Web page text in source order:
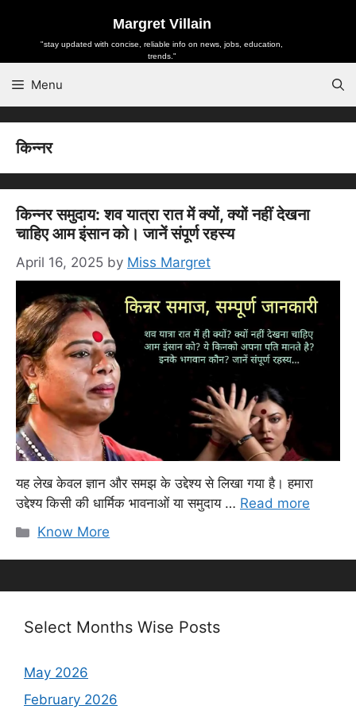
content
Margret Villain
"stay updated with concise, reliable info on news, jobs, education,
trends."
Menu
किन्नर
किन्नर समुदाय: शव यात्रा रात में क्यों, क्यों नहीं देखना
चाहिए आम इंसान को। जानें संपूर्ण रहस्य
April 16, 2025 by Miss Margret
यह लेख केवल ज्ञान और समझ के उद्देश्य से लिखा गया है। हमारा
उद्देश्य किसी की धार्मिक भावनाओं या समुदाय … Read more
Categories
Know More
Select Months Wise Posts
May 2026
February 2026